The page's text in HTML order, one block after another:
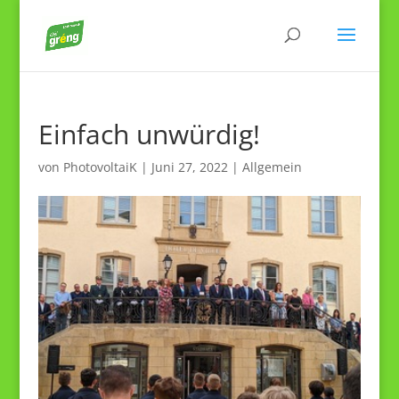
Einfach unwürdig!
von PhotovoltaiK| Juni 27, 2022| Allgemein